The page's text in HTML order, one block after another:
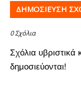
ΔΗΜΟΣΊΕΥΣΗ
0 Σχόλια
Σχόλια υβριστικά
δημοσιεύονται!